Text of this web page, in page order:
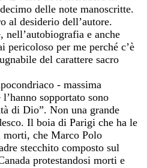
delle note manoscritte.
al desiderio dell’autore.
nell’autobiografia e anche
pericoloso per me perché c’è
del carattere sacro
- massima
sopportato sono
di Dio”. Non una grande
Il boia di Parigi che ha le
che Marco Polo
stecchito composto sul
protestandosi morti e